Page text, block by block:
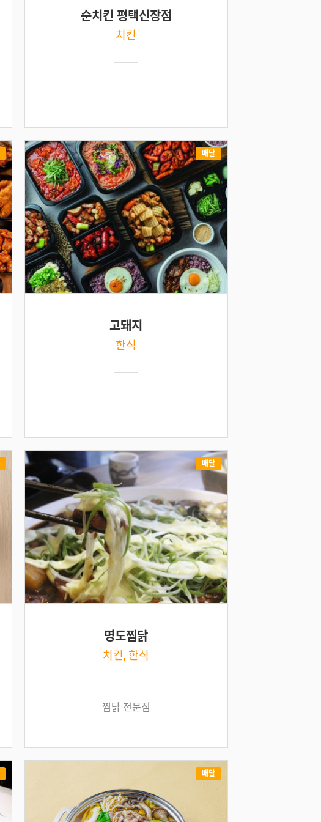
순치킨 평택신장점
치킨
배달
고돼지
한식
배달
명도찜닭
치킨, 한식
찜닭 전문점
배달